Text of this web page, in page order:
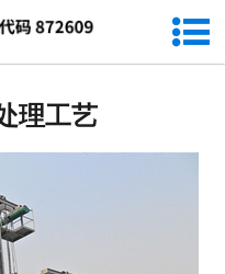
网站首页
理工艺